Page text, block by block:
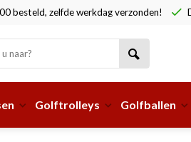
besteld, zelfde werkdag verzonden!
Golftrolleys Golfballen